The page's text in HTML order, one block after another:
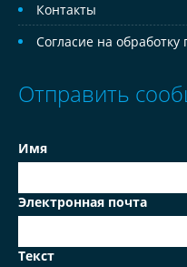
Контакты
Согласие на
Отправить
Имя
Электронная почта
Текст